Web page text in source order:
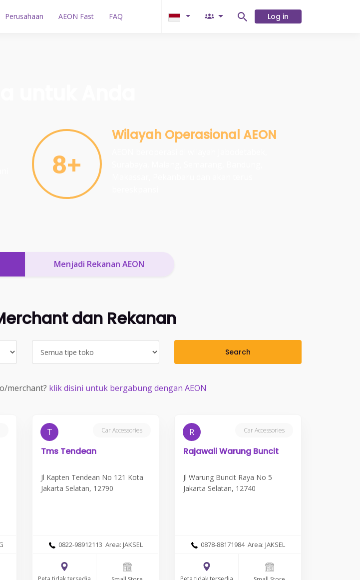
Perusahaan AEON Fast FAQ Log in
8+
Wilayah Operasional AEON
Menjadi Rekanan AEON
dan Rekanan
Search
merchant? klik disini untuk bergabung dengan AEON
T Car Accessories
Tms Tendean
Jl Kapten Tendean No 121 Kota
Jakarta Selatan, 12790
0822-98912113 Area: JAKSEL
R Car Accessories
Rajawali Warung Buncit
Jl Warung Buncit Raya No 5
Jakarta Selatan, 12740
0878-88171984 Area: JAKSEL